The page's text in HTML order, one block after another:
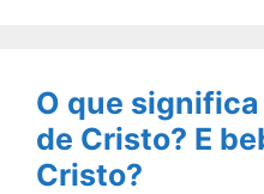
O que
de Cristo? E
Cristo?